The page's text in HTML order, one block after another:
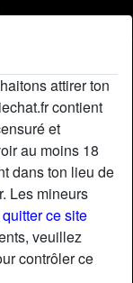
attirer ton
contient
et
au moins 18
dans ton lieu de
Les mineurs
quitter ce site
veuillez
contrôler ce